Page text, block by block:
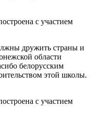
дружить страны и
области
белорусским
этой школы.